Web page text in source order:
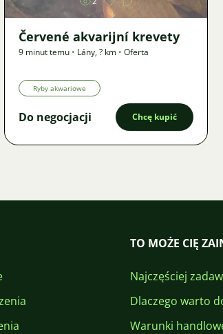
Červené akvarijní krevety
9 minut temu • Lány,? km • Oferta
Ryby akwariowe
Do negocjacji Chcę kupić
TO MOŻE CIĘ
Najczęściej
Dlaczego warto
Warunki